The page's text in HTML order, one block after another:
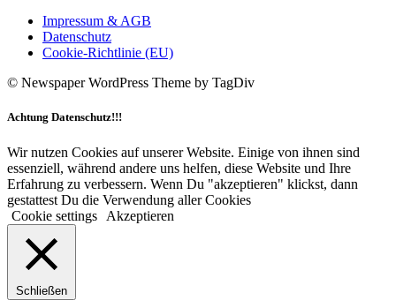
Impressum & AGB
Datenschutz
Cookie-Richtlinie (EU)
© Newspaper WordPress Theme by TagDiv
Achtung Datenschutz!!!
Wir nutzen Cookies auf unserer Website. Einige von ihnen sind
essenziell, während andere uns helfen, diese Website und Ihre
Erfahrung zu verbessern. Wenn Du "akzeptieren" klickst, dann
gestattest Du die Verwendung aller Cookies
Cookie settings
Akzeptieren
Schließen